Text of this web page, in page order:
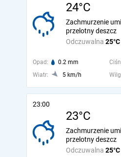
24°C
Odczuwalna 25°C
Zachmurzenie
przelotny deszcz
Opad: 0.2 mm
Wiatr:
5 km/h
23:00
23°C
Odczuwalna 25°C
Zachmurzenie
przelotny deszcz